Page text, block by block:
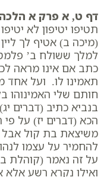
דף ט, א פרק א
תטיפו יטיפון לא
(מיכה ב) אטיף לך
למלך ששולח ב’
כתב אם אינו מראה
תאמינו לו. ועל אחד
חותם שלי האמינוהו
בנביא כתיב (דברים
הכא (דברים יז) על
משיצאת בת קול
להחמיר על עצמו
על זה נאמר (קוהלת
ואילו נקרא רשע אלא